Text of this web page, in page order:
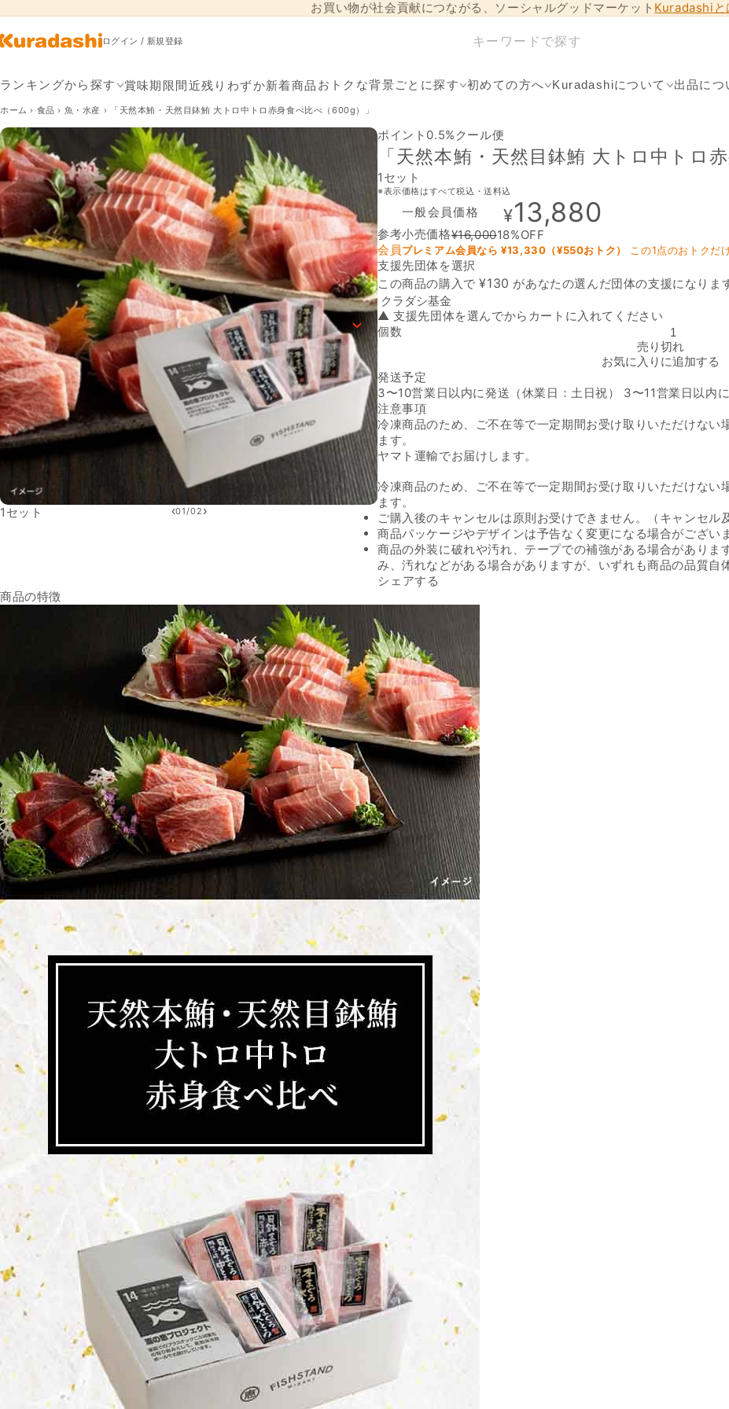
お買い物が社会貢献につながる、ソーシャルグッドマーケット Kuradashiと
ログイン / 新規登録
ランキングから探す 賞味期限間近残りわずか新着商品 おトクな背景ごとに探す 初めての方へ Kuradashiについて 出品につ
ホーム › 食品 › 魚・水産 › 「天然本鮪・天然目鉢鮪 大トロ中トロ赤身食べ比べ（600g）」
1セット ‹01/02 ›
ポイント0.5% クール便
「天然本鮪・天然目鉢鮪 大トロ中トロ
1セット
※表示価格はすべて税込・送料込
一般会員価格 ¥13,880
参考小売価格¥16,00018%OFF
会員プレミアム会員なら ¥13,330 （¥550おトク） この1点のおトクだ
支援先団体を選択
この商品の購入で¥130 があなたの選んだ団体の支援になりま
支援先団体
▲ 支援先団体を選んでからカートに入れてください
個数「天然本鮪・天然目鉢鮪 大トロ中トロ赤身食べ比べ（600g）」の数量
売り切れ
お気に入りに追加する
発送予定
3〜10営業日以内に発送（休業日：土日祝） 3〜11営業日以内
注意事項
冷凍商品のため、ご不在等で一定期間お受け取りいただけない
ます。
ヤマト運輸でお届けします。
冷凍商品のため、ご不在等で一定期間お受け取りいただけない
ます。
ご購入後のキャンセルは原則お受けできません。（キャンセル
商品パッケージやデザインは予告なく変更になる場合がござい
商品の外装に破れや汚れ、テープでの補強がある場合がありま
み、汚れなどがある場合がありますが、いずれも商品の品質自
シェアする
商品の特徴